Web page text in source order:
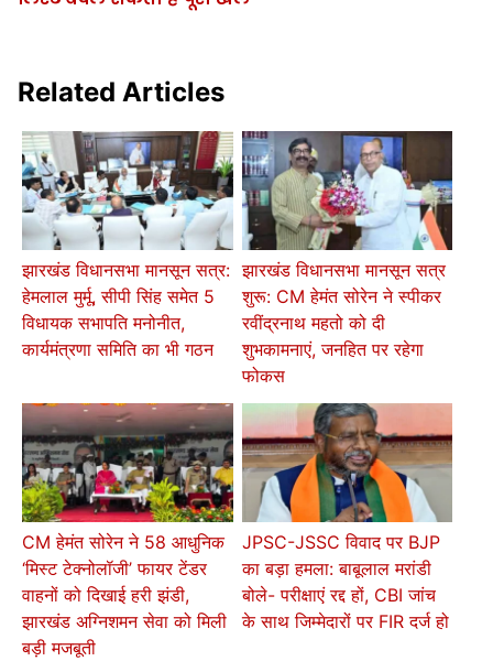
Related Articles
झारखंड विधानसभा मानसून सत्र:
हेमलाल मुर्मू, सीपी सिंह समेत 5
विधायक सभापति मनोनीत,
कार्यमंत्रणा समिति का भी गठन
झारखंड विधानसभा मानसून सत्र
शुरू: CM हेमंत सोरेन ने स्पीकर
रवींद्रनाथ महतो को दी
शुभकामनाएं, जनहित पर रहेगा
फोकस
CM हेमंत सोरेन ने 58 आधुनिक
‘मिस्ट टेक्नोलॉजी’ फायर टेंडर
वाहनों को दिखाई हरी झंडी,
झारखंड अग्निशमन सेवा को मिली
बड़ी मजबूती
JPSC-JSSC विवाद पर BJP
का बड़ा हमला: बाबूलाल मरांडी
बोले- परीक्षाएं रद्द हों, CBI जांच
के साथ जिम्मेदारों पर FIR दर्ज हो